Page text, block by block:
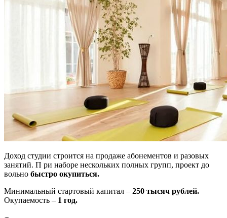
Доход студии строится на продаже абонементов и разовых
занятий. П ри наборе нескольких полных групп, проект до
вольно быстро окупиться.
Минимальный стартовый капитал – 250 тысяч рублей.
Окупаемость – 1 год.